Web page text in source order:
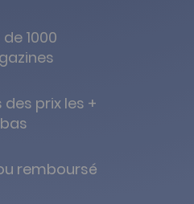
de 1000
prix les +
bas
remboursé